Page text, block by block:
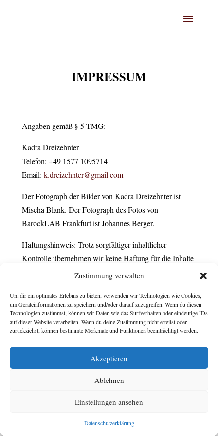
Zustimmung verwalten
Um dir ein optimales Erlebnis zu bieten, verwenden wir Technologien wie Cookies,
um Geräteinformationen zu speichern und/oder darauf zuzugreifen. Wenn du diesen
Technologien zustimmst, können wir Daten wie das Surfverhalten oder eindeutige IDs
auf dieser Website verarbeiten. Wenn du deine Zustimmung nicht erteilst oder
zurückziehst, können bestimmte Merkmale und Funktionen beeinträchtigt werden.
Akzeptieren
Ablehnen
Einstellungen ansehen
Datenschutzerklärung
IMPRESSUM
Angaben gemäß § 5 TMG:
Kadra Dreizehnter
Telefon: +49 1577 1095714
Email: k.dreizehnter@gmail.com
Der Fotograph der Bilder von Kadra Dreizehnter ist
Mischa Blank. Der Fotograph des Fotos von
BarockLAB Frankfurt ist Johannes Berger.
Haftungshinweis: Trotz sorgfältiger inhaltlicher
Kontrolle übernehmen wir keine Haftung für die Inhalte
dieser Website. Die Haftung für Inhalte externer Links
k.dreizehnter@gmail.com|Nutzungsbedingungen